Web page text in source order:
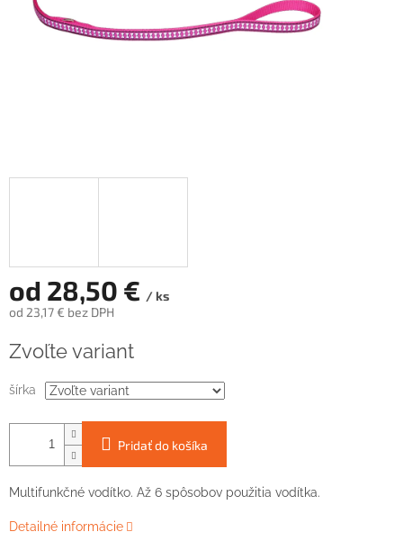
od 28,50 € / ks
od 23,17 € bez DPH
cena:
Zvoľte variant
šírka
Pridať do košíka
Multifunkčné vodítko. Až 6 spôsobov použitia vodítka.
Detailné informácie